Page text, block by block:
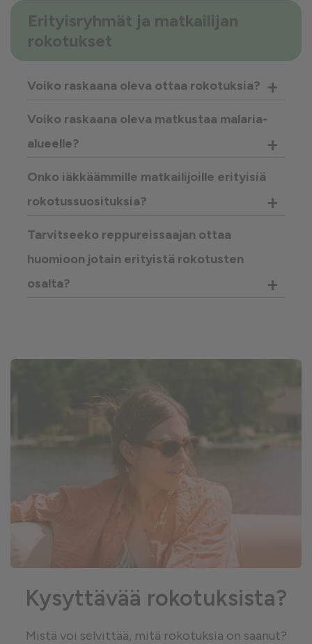
Erityisryhmät ja matkailijan
rokotukset
Voiko raskaana oleva ottaa rokotuksia? +
Voiko raskaana oleva matkustaa malaria-
alueelle?
+
Onko iäkkäämmille matkailijoille erityisiä
rokotussuosituksia?
+
Tarvitseeko reppureissaajan ottaa
huomioon jotain erityistä rokotusten
osalta?
+
Kysyttävää rokotuksista?
Mistä voi selvittää, mitä rokotuksia on saanut?